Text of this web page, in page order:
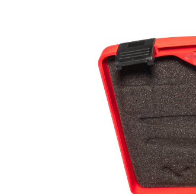
LED Blitzer und
Rundumleuchten
Positionsleuchten:
Sicherheit in allen